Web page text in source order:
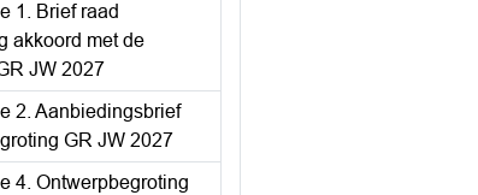
1. Brief raad
akkoord met de
JW 2027
2. Aanbiedingsbrief
GR JW 2027
4. Ontwerpbegroting